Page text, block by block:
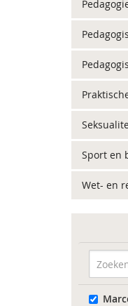
Sport en
Wet- en